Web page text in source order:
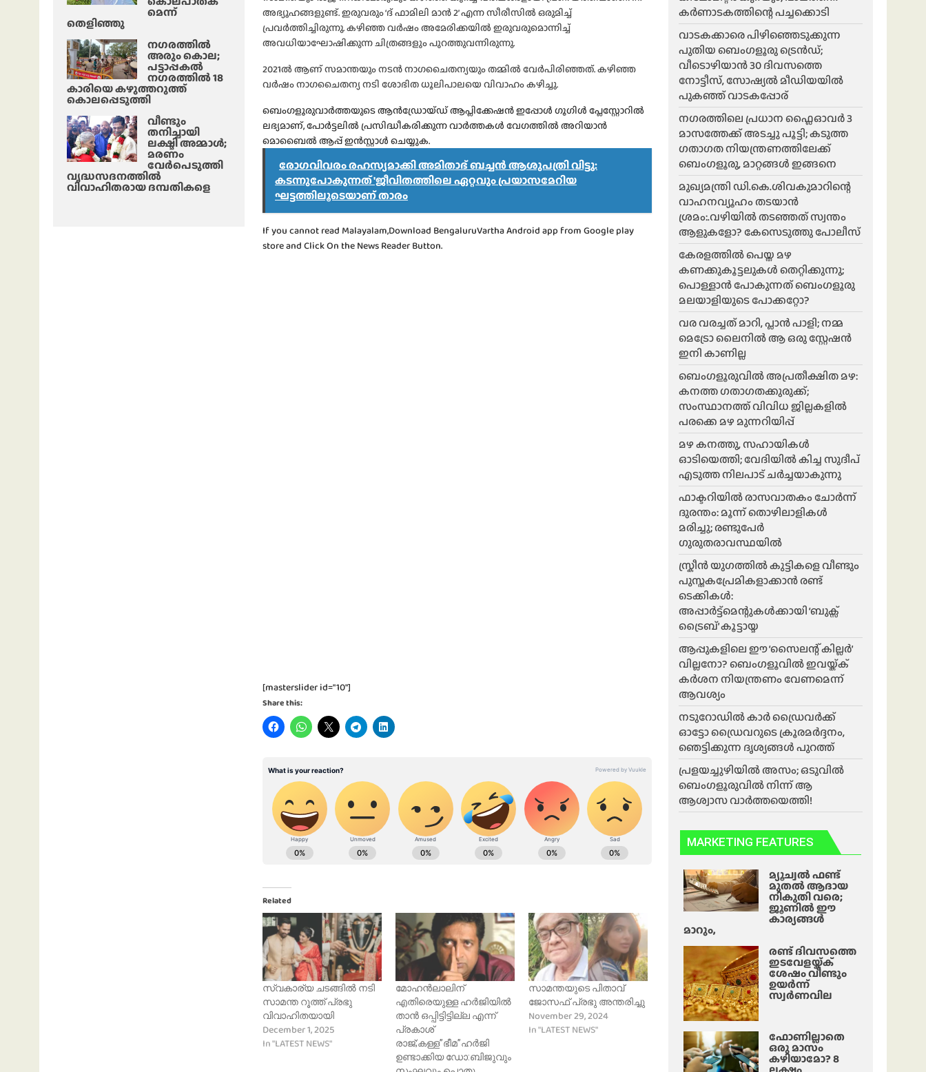
അഭ്യൂഹങ്ങളുണ്ട്. ഇരുവരും ‘ദ് ഫാമിലി മാൻ 2’ എന്ന സീരീസിൽ ഒരുമിച്ച്
പ്രവർത്തിച്ചിരുന്നു. കഴിഞ്ഞ വർഷം അമേരിക്കയിൽ ഇരുവരുമൊന്നിച്ച്
അവധിയാഘോഷിക്കുന്ന ചിത്രങ്ങളും പുറത്തുവന്നിരുന്നു.
2021ൽ ആണ് സമാന്തയും നടൻ നാഗചൈതന്യയും തമ്മിൽ വേർപിരിഞ്ഞത്. കഴിഞ്ഞ
വർഷം നാഗചൈതന്യ നടി ശോഭിത ധൂലിപാലയെ വിവാഹം കഴിച്ചു.
ബെംഗളൂരുവാർത്തയുടെ ആൻഡ്രോയ്ഡ് ആപ്ലിക്കേഷൻ ഇപ്പോൾ ഗൂഗിൾ പ്ലേസ്റ്റോറിൽ
ലഭ്യമാണ്, പോർട്ടലിൽ പ്രസിദ്ധീകരിക്കുന്ന വാർത്തകൾ വേഗത്തിൽ അറിയാൻ
മൊബൈൽ ആപ്പ് ഇൻസ്റ്റാൾ ചെയ്യുക.
രോഗവിവരം രഹസ്യമാക്കി അമിതാഭ് ബച്ചൻ ആശുപത്രി വിട്ടു:
കടന്നുപോകുന്നത് 'ജീവിതത്തിലെ ഏറ്റവും പ്രയാസമേറിയ
ഘട്ടത്തിലൂടെയാണ് താരം
If you cannot read Malayalam,Download BengaluruVartha Android app from Google play
store and Click On the News Reader Button.
[masterslider id="10"]
Share this:
Related
സ്വകാര്യ ചടങ്ങിൽ നടി
സാമന്ത റൂത്ത് പ്രഭു
വിവാഹിതയായി
December 1, 2025
In "LATEST NEWS"
മോഹന്‍ലാലിന്
എതിരെയുള്ള ഹര്‍ജിയില്‍
താന്‍ ഒപ്പിട്ടിട്ടില്ല എന്ന്
പ്രകാശ്‌
രാജ്;കള്ള”ഭീമ”ഹര്‍ജി
ഉണ്ടാക്കിയ ഡോ:ബിജുവും
സാമന്തയുടെ പിതാവ്
ജോസഫ് പ്രഭു അന്തരിച്ചു
November 29, 2024
In "LATEST NEWS"
മെന്ന്
തെളിഞ്ഞു
നഗരത്തിൽ
അരും കൊല;
പട്ടാപ്പകൽ
നഗരത്തിൽ 18
കാരിയെ കഴുത്തറുത്ത്
കൊലപ്പെടുത്തി
വീണ്ടും
തനിച്ചായി
ലക്ഷ്മി അമ്മാള്‍;
മരണം
വേർപെടുത്തി
വൃദ്ധസദനത്തില്‍
വിവാഹിതരായ ദമ്പതികളെ
കർണാടകത്തിന്റെ പച്ചക്കൊടി
വാടകക്കാരെ പിഴിഞ്ഞെടുക്കുന്ന
പുതിയ ബെംഗളൂരു ട്രെൻഡ്;
വീടൊഴിയാൻ 30 ദിവസത്തെ
നോട്ടീസ്, സോഷ്യൽ മീഡിയയിൽ
പുകഞ്ഞ് വാടകപ്പോര്
ന​ഗരത്തിലെ പ്രധാന ഫ്ലൈഓവർ 3
മാസത്തേക്ക് അടച്ചു പൂട്ടി; കടുത്ത
ഗതാഗത നിയന്ത്രണത്തിലേക്ക്
ബെംഗളൂരു, മാറ്റങ്ങൾ ഇങ്ങനെ
മുഖ്യമന്ത്രി ഡി.കെ.ശിവകുമാറിന്റെ
വാഹനവ്യൂഹം തടയാൻ
ശ്രമം:.വഴിയിൽ തടഞ്ഞത് സ്വന്തം
ആളുകളോ? കേസെടുത്തു പോലീസ്
കേരളത്തിൽ പെയ്ത മഴ
കണക്കുകൂട്ടലുകൾ തെറ്റിക്കുന്നു;
പൊള്ളാൻ പോകുന്നത് ബെംഗളൂരു
മലയാളിയുടെ പോക്കറ്റോ?
വര വരച്ചത് മാറി, പ്ലാൻ പാളി; നമ്മ
മെട്രോ ലൈനിൽ ആ ഒരു സ്റ്റേഷൻ
ഇനി കാണില്ല
ബെംഗളൂരുവിൽ അപ്രതീക്ഷിത മഴ:
കനത്ത ഗതാഗതക്കുരുക്ക്;
സംസ്ഥാനത്ത് വിവിധ ജില്ലകളിൽ
പരക്കെ മഴ മുന്നറിയിപ്പ്
മഴ കനത്തു, സഹായികൾ
ഓടിയെത്തി; വേദിയിൽ കിച്ച സുദീപ്
എടുത്ത നിലപാട് ചർച്ചയാകുന്നു
ഫാക്ടറിയിൽ രാസവാതകം ചോർന്ന്
ദുരന്തം: മൂന്ന് തൊഴിലാളികൾ
മരിച്ചു; രണ്ടുപേർ
ഗുരുതരാവസ്ഥയിൽ
സ്ക്രീൻ യുഗത്തിൽ കുട്ടികളെ വീണ്ടും
പുസ്തകപ്രേമികളാക്കാൻ രണ്ട്
ടെക്കികൾ:
അപ്പാർട്ട്മെന്റുകൾക്കായി ‘ബുക്സ്
ട്രൈബ്’ കൂട്ടായ്മ
ആപ്പുകളിലെ ഈ ‘സൈലന്റ് കില്ലർ’
വില്ലനോ? ബെംഗളൂവിൽ ഇവയ്ക്ക്
കർശന നിയന്ത്രണം വേണമെന്ന്
ആവശ്യം
നടുറോഡിൽ കാർ ഡ്രൈവർക്ക്
ഓട്ടോ ഡ്രൈവറുടെ ക്രൂരമർദ്ദനം,
ഞെട്ടിക്കുന്ന ദൃശ്യങ്ങൾ പുറത്ത്
പ്രളയച്ചുഴിയിൽ അസം; ഒടുവിൽ
ബെംഗളൂരുവിൽ നിന്ന് ആ
ആശ്വാസ വാർത്തയെത്തി!
MARKETING FEATURES
മ്യൂച്വൽ ഫണ്ട്
മുതൽ ആദായ
നികുതി വരെ;
ജൂണിൽ ഈ
കാര്യങ്ങൾ
മാറും,
രണ്ട് ദിവസത്തെ
ഇടവേളയ്ക്ക്
ശേഷം വീണ്ടും
ഉയർന്ന്
സ്വർണവില
ഫോണില്ലാതെ
ഒരു മാസം
കഴിയാമോ? 8